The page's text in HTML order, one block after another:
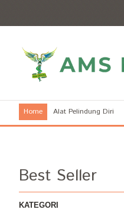
Home Alat Pelindung Diri
Best Seller
KATEGORI